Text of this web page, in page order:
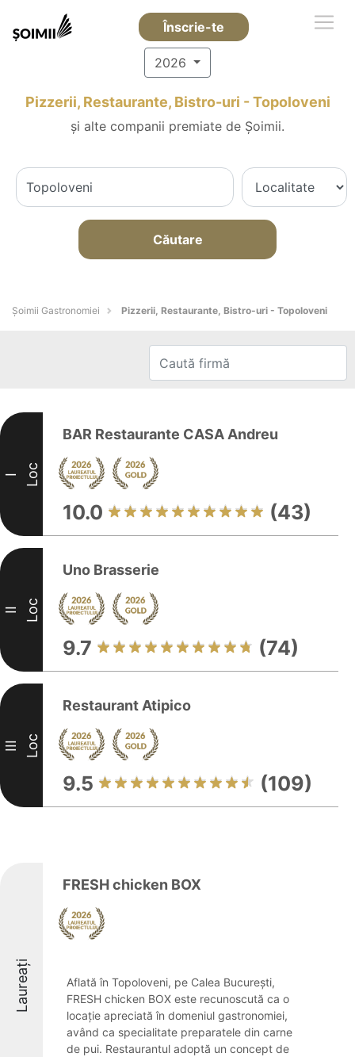
Înscrie-te
2026
Pizzerii, Restaurante, Bistro-uri - Topoloveni
și alte companii premiate de Șoimii.
Căutare
Șoimii Gastronomiei Pizzerii, Restaurante, Bistro-uri - Topoloveni
I Loc
BAR Restaurante CASA Andreu
10.0 (43)
II Loc
Uno Brasserie
9.7 (74)
III Loc
Restaurant Atipico
9.5 (109)
Laureați
FRESH chicken BOX
Aflată în Topoloveni, pe Calea București,
FRESH chicken BOX este recunoscută ca o
locație apreciată în domeniul gastronomiei,
având ca specialitate preparatele din carne
de pui. Restaurantul adoptă un concept de